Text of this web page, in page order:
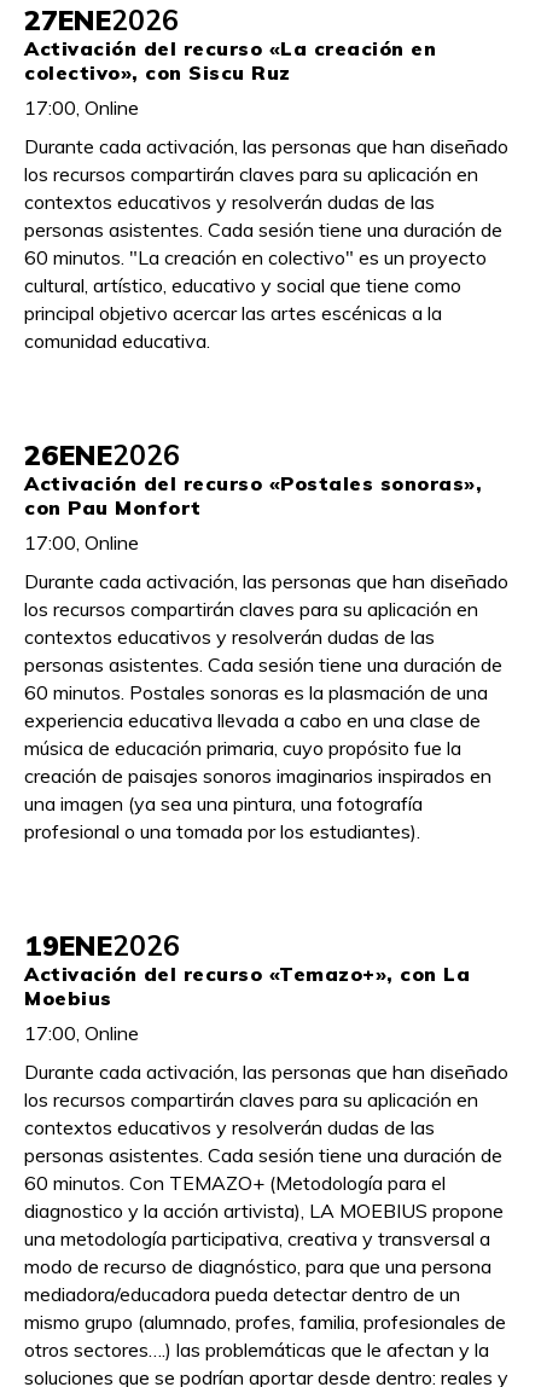
27ENE2026
Activación del recurso «La creación en
colectivo», con Siscu Ruz
17:00, Online
Durante cada activación, las personas que han diseñado
los recursos compartirán claves para su aplicación en
contextos educativos y resolverán dudas de las
personas asistentes. Cada sesión tiene una duración de
60 minutos. "La creación en colectivo" es un proyecto
cultural, artístico, educativo y social que tiene como
principal objetivo acercar las artes escénicas a la
comunidad educativa.
26ENE2026
Activación del recurso «Postales sonoras»,
con Pau Monfort
17:00, Online
Durante cada activación, las personas que han diseñado
los recursos compartirán claves para su aplicación en
contextos educativos y resolverán dudas de las
personas asistentes. Cada sesión tiene una duración de
60 minutos. Postales sonoras es la plasmación de una
experiencia educativa llevada a cabo en una clase de
música de educación primaria, cuyo propósito fue la
creación de paisajes sonoros imaginarios inspirados en
una imagen (ya sea una pintura, una fotografía
profesional o una tomada por los estudiantes).
19ENE2026
Activación del recurso «Temazo+», con La
Moebius
17:00, Online
Durante cada activación, las personas que han diseñado
los recursos compartirán claves para su aplicación en
contextos educativos y resolverán dudas de las
personas asistentes. Cada sesión tiene una duración de
60 minutos. Con TEMAZO+ (Metodología para el
diagnostico y la acción artivista), LA MOEBIUS propone
una metodología participativa, creativa y transversal a
modo de recurso de diagnóstico, para que una persona
mediadora/educadora pueda detectar dentro de un
mismo grupo (alumnado, profes, familia, profesionales de
otros sectores….) las problemáticas que le afectan y la
soluciones que se podrían aportar desde dentro: reales y